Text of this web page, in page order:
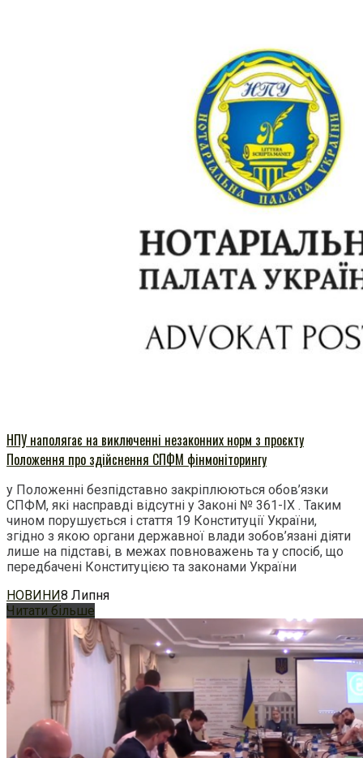
НПУ наполягає на виключенні незаконних норм з проєкту
Положення про здійснення СПФМ фінмоніторингу
у Положенні безпідставно закріплюються обов’язки
СПФМ, які насправді відсутні у Законі № 361-IX . Таким
чином порушується і стаття 19 Конституції України,
згідно з якою органи державної влади зобов’язані діяти
лише на підставі, в межах повноважень та у спосіб, що
передбачені Конституцією та законами України
НОВИНИ8 Липня
Читати більше